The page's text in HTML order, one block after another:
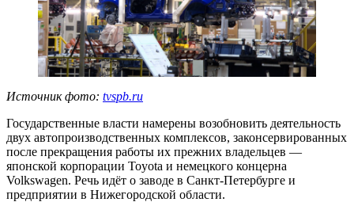
Источник фото: tvspb.ru
Государственные власти намерены возобновить деятельность
двух автопроизводственных комплексов, законсервированных
после прекращения работы их прежних владельцев —
японской корпорации Toyota и немецкого концерна
Volkswagen. Речь идёт о заводе в Санкт-Петербурге и
предприятии в Нижегородской области.